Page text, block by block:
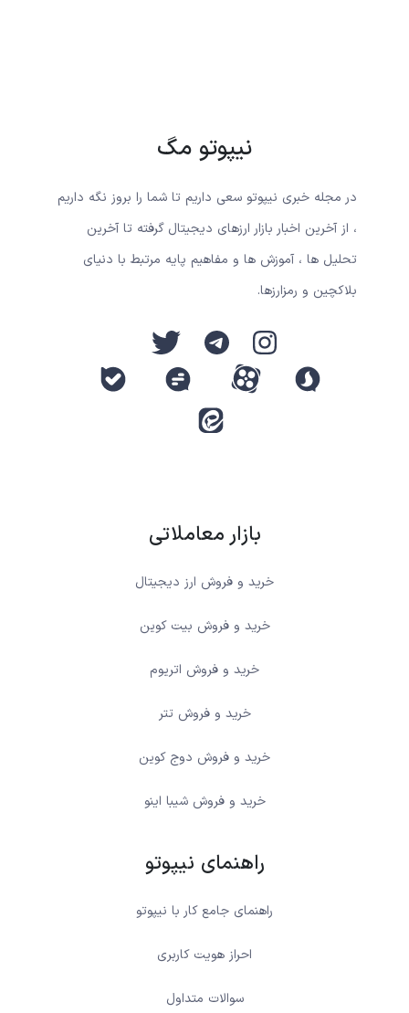
نیپوتو مگ
در مجله خبری نیپوتو سعی داریم تا شما را بروز نگه داریم
، از آخرین اخبار بازار ارزهای دیجیتال گرفته تا آخرین
تحلیل ها ، آموزش ها و مفاهیم پایه مرتبط با دنیای
بلاکچین و رمزارزها.
بازار معاملاتی
خرید و فروش ارز دیجیتال
خرید و فروش بیت کوین
خرید و فروش اتریوم
خرید و فروش تتر
خرید و فروش دوج کوین
خرید و فروش شیبا اینو
راهنمای نیپوتو
راهنمای جامع کار با نیپوتو
احراز هویت کاربری
سوالات متداول